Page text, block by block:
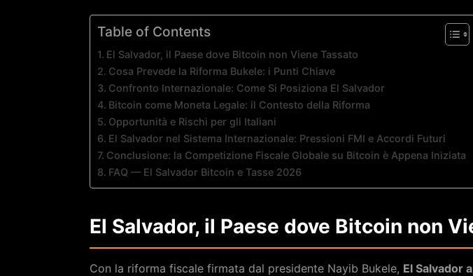
Table of Contents
El Salvador, il Paese dove Bitcoin non Viene Tassato
Cosa Prevede la Riforma Bukele: i Punti Chiave
Confronto Internazionale: Come Si Posiziona El Salvador
Bitcoin come Moneta Legale: il Contesto della Riforma
Opportunità e Rischi per gli Italiani
El Salvador nel Sistema Internazionale: Pressioni FMI e Accordi Futuri
Conclusione: la Competizione Fiscale Globale su Bitcoin è Appena Iniziata
FAQ — El Salvador Bitcoin e Tasse 2026
El Salvador, il Paese dove Bitcoin non
Con la riforma fiscale firmata dal presidente Nayib Bukele, El Salvador